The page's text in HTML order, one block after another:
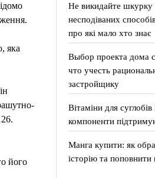
яка
його
Не викидайте шкурку
несподіваних
про які мало хто знає
Выбор проекта дома
что учесть
застройщику
Вітаміни для суглобів
компоненти
Манга купити: як
історію та поповнити